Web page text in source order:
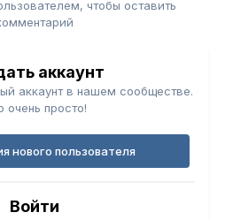
чтобы оставить
аккаунт
аккаунт в нашем сообществе.
очень просто!
нового пользователя
Войти